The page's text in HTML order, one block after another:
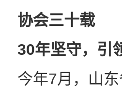
协会三十载
30年坚守，引
今年7月，山